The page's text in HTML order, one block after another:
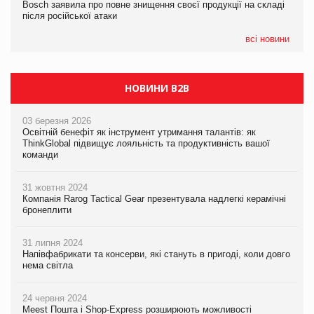
Bosch заявила про повне знищення своєї продукції на складі
після російської атаки
всі новини
Сергій Лісунов про заморожені хлібобулочні вироби на
Bosch заявила про повне знищення своєї продукції на складі
після російської атаки
НОВИНИ B2B
03 березня 2026
Освітній бенефіт як інструмент утримання талантів: як
ThinkGlobal підвищує лояльність та продуктивність вашої
команди
31 жовтня 2024
Компанія Rarog Tactical Gear презентувала надлегкі керамічні
бронеплити
31 липня 2024
Напівфабрикати та консерви, які стануть в пригоді, коли довго
нема світла
24 червня 2024
Meest Пошта і Shop-Express розширюють можливості